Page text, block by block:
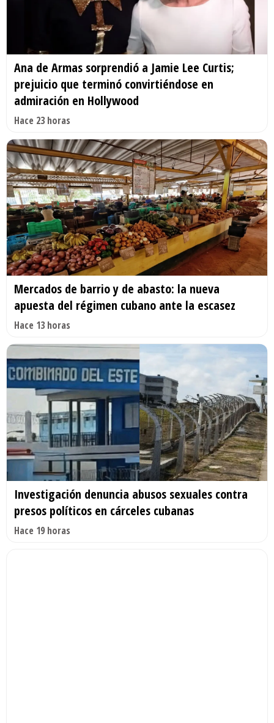
Ana de Armas sorprendió a Jamie Lee Curtis;
prejuicio que terminó convirtiéndose en
admiración en Hollywood
Hace 23 horas
Mercados de barrio y de abasto: la nueva
apuesta del régimen cubano ante la escasez
Hace 13 horas
Investigación denuncia abusos sexuales contra
presos políticos en cárceles cubanas
Hace 19 horas